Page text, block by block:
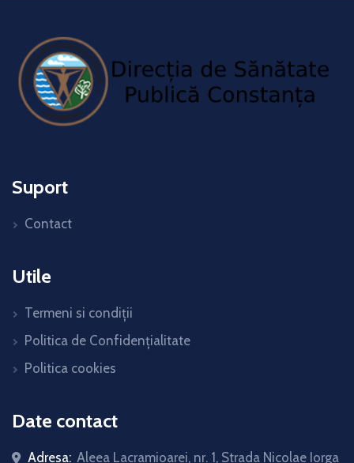
Suport
Contact
Utile
Termeni si condiții
Politica de Confidențialitate
Politica cookies
Date contact
Adresa: Aleea Lacramioarei, nr. 1, Strada Nicolae Iorga